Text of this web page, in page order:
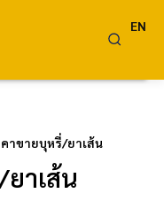
EN
าขายบุหรี่/ยาเส้น
าเส้น